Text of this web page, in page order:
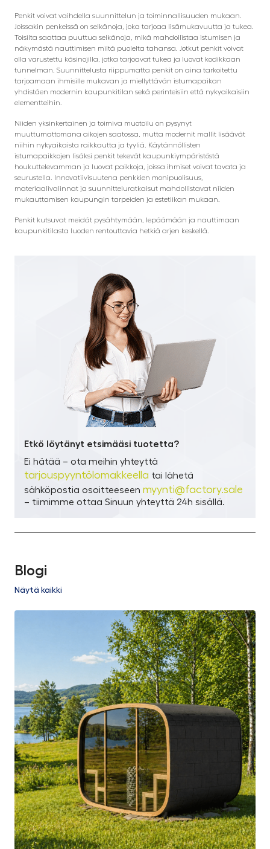
Penkit voivat vaihdella suunnittelun ja toiminnallisuuden mukaan.
Joissakin penkeissä on selkänoja, joka tarjoaa lisämukavuutta ja tukea.
Toisilta saattaa puuttua selkänoja, mikä mahdollistaa istumisen ja
näkymästä nauttimisen miltä puolelta tahansa. Jotkut penkit voivat
olla varustettu käsinojilla, jotka tarjoavat tukea ja luovat kodikkaan
tunnelman. Suunnittelusta riippumatta penkit on aina tarkoitettu
tarjoamaan ihmisille mukavan ja miellyttävän istumapaikan
yhdistäen modernin kaupunkitilan sekä perinteisiin että nykyaikaisiin
elementteihin.
Niiden yksinkertainen ja toimiva muotoilu on pysynyt
muuttumattomana aikojen saatossa, mutta modernit mallit lisäävät
niihin nykyaikaista raikkautta ja tyyliä. Käytännöllisten
istumapaikkojen lisäksi penkit tekevät kaupunkiympäristöstä
houkuttelevamman ja luovat paikkoja, joissa ihmiset voivat tavata ja
seurustella. Innovatiivisuutena penkkien monipuolisuus,
materiaalivalinnat ja suunnitteluratkaisut mahdollistavat niiden
mukauttamisen kaupungin tarpeiden ja estetiikan mukaan.
Penkit kutsuvat meidät pysähtymään, lepäämään ja nauttimaan
kaupunkitilasta luoden rentouttavia hetkiä arjen keskellä.
Etkö löytänyt etsimääsi tuotetta?
Ei hätää – ota meihin yhteyttä
tarjouspyyntölomakkeella tai lähetä
sähköpostia osoitteeseen myynti@factory.sale
– tiimimme ottaa Sinuun yhteyttä 24h sisällä.
Blogi
Näytä kaikki